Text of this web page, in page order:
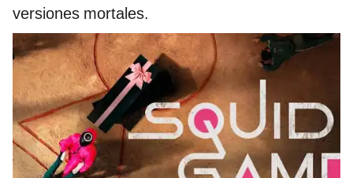
versiones mortales.